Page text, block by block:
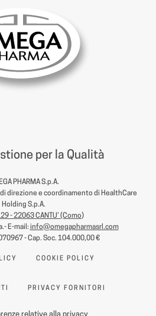
per la Qualità
PHARMA S.p.A.
direzione e coordinamento di HealthCare
Holding S.p.A.
- 22063 CANTU’ (Como)
E-mail: info@omegapharmasrl.com
- Cap. Soc. 104.000,00 €
COOKIE POLICY
PRIVACY FORNITORI
relative alla privacy